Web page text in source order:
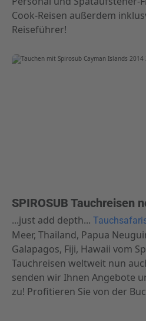
Cook-Reisen außerdem
Reiseführer!
SPIROSUB Tauchreisen
...just add depth...
Meer, Thailand, Papua
Galapagos, Fiji, Hawaii vom
Tauchreisen weltweit nun
senden wir Ihnen Angebote
zu! Profitieren Sie von der